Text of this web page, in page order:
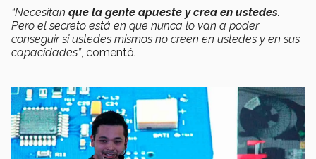
“Necesitan que la gente apueste y crea en ustedes.
Pero el secreto está en que nunca lo van a poder
conseguir si ustedes mismos no creen en ustedes y en sus
capacidades”, comentó.